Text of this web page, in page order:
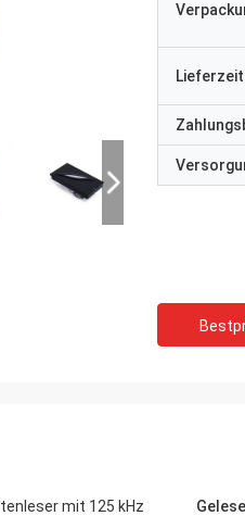
Lieferzeit
mit 125 kHz